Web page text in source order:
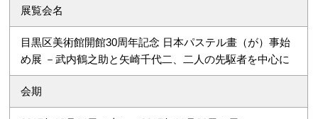
展覧会名
目黒区美術館開館30周年記念 日本パステル畫（が）事始
め展 －武内鶴之助と矢崎千代二、二人の先駆者を中心に
会期